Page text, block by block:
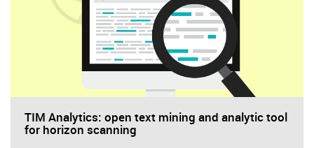
TIM Analytics: open text mining and analytic tool
for horizon scanning